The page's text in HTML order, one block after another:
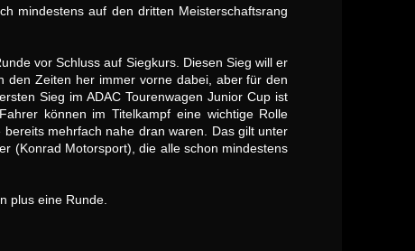
mindestens auf den dritten Meisterschaftsrang
vor Schluss auf Siegkurs. Diesen Sieg will er
den Zeiten her immer vorne dabei, aber für den
Sieg im ADAC Tourenwagen Junior Cup ist
können im Titelkampf eine wichtige Rolle
mehrfach nahe dran waren. Das gilt unter
(Konrad Motorsport), die alle schon mindestens
plus eine Runde.